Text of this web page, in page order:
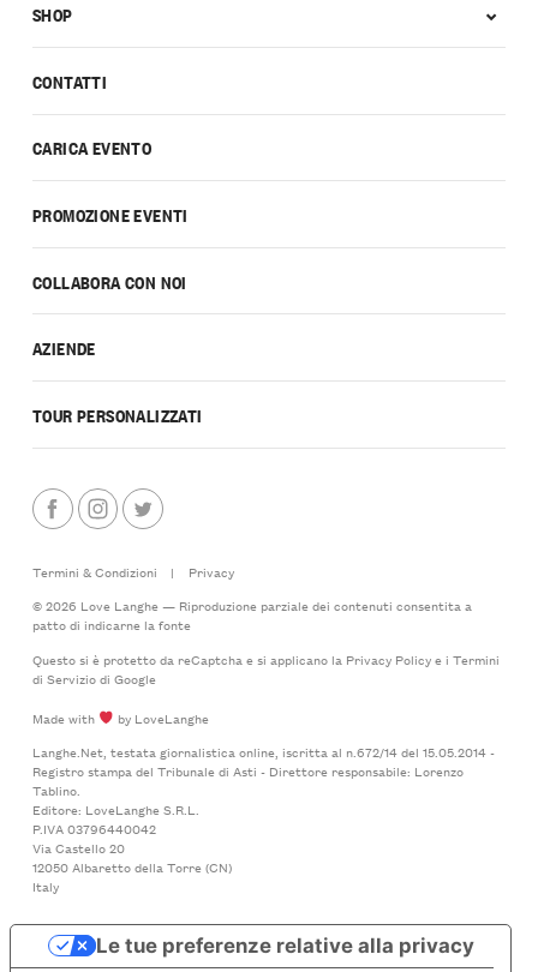
CONTATTI
CARICA EVENTO
PROMOZIONE EVENTI
COLLABORA CON NOI
AZIENDE
TOUR PERSONALIZZATI
SHOP
Termini & Condizioni |
Privacy
© 2026 Love Langhe — Riproduzione parziale dei contenuti consentita a
patto di indicarne la fonte
Questo si è protetto da reCaptcha e si applicano la Privacy Policye i Termini
di Serviziodi Google
Made with
by LoveLanghe
Langhe.Net, testata giornalistica online, iscritta al n.672/14 del 15.05.2014 -
Registro stampa del Tribunale di Asti - Direttore responsabile: Lorenzo
Tablino.
Editore: LoveLanghe S.R.L.
P.IVA 03796440042
Via Castello 20
12050 Albaretto della Torre (CN)
Italy
Le tue preferenze relative alla privacy